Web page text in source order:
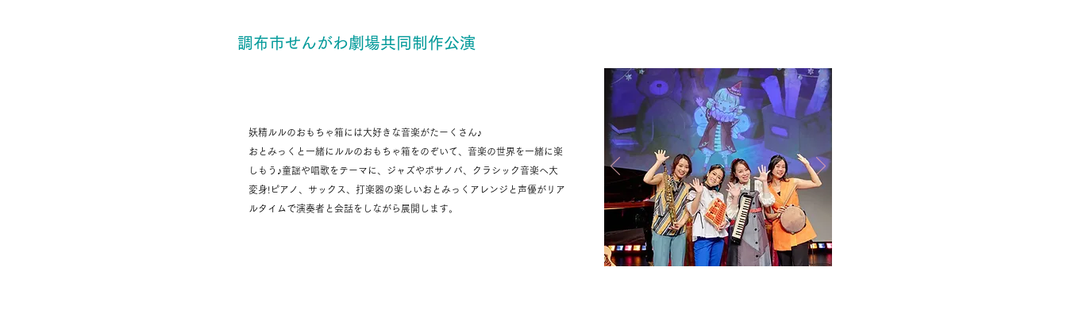
調布市せんがわ劇場共同制作公演
妖精ルルのおもちゃ箱には大好きな音楽がたーくさん♪
おとみっくと一緒にルルのおもちゃ箱をのぞいて、音楽の世界を一緒に楽
しもう♪童謡や唱歌をテーマに、ジャズやボサノバ、クラシック音楽へ大
変身!ピアノ、サックス、打楽器の楽しいおとみっくアレンジと声優がリア
ルタイムで演奏者と会話をしながら展開します。